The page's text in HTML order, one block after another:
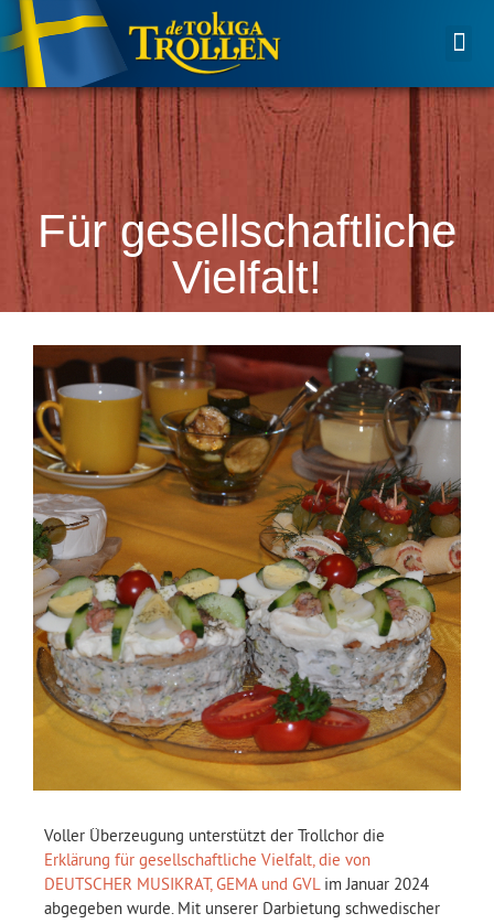
Für gesellschaftliche
Vielfalt!
Voller Überzeugung unterstützt der Trollchor die
Erklärung für gesellschaftliche Vielfalt, die von
DEUTSCHER MUSIKRAT, GEMA und GVLim Januar 2024
abgegeben wurde. Mit unserer Darbietung schwedischer